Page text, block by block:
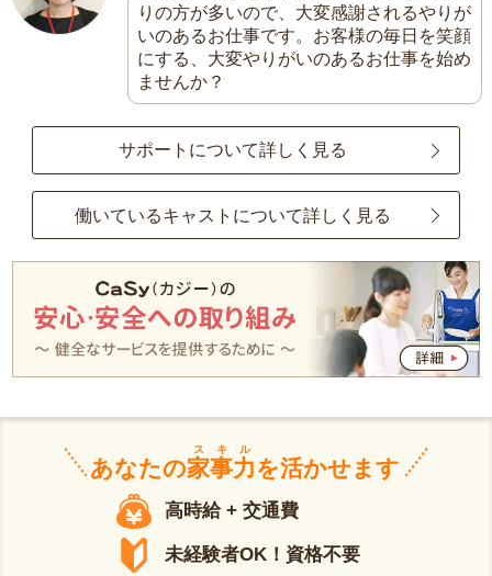
りの方が多いので、大変感謝されるやりが
いのあるお仕事です。お客様の毎日を笑顔
にする、大変やりがいのあるお仕事を始め
ませんか？
サポートについて詳しく見る
働いているキャストについて詳しく見る
あなたの家事力
スキル
を活かせます
高時給 + 交通費
未経験者OK！資格不要